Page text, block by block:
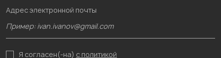
Адрес электронной почты
Я согласен(-на) с политикой